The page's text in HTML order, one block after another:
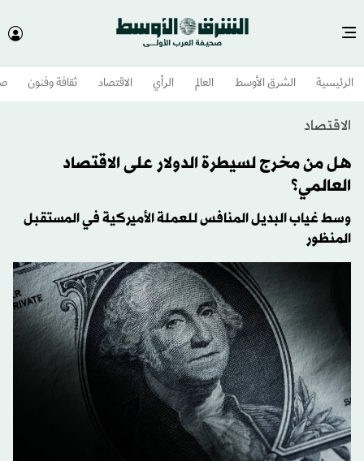
الرئيسية الشرق الأوسط​ العالم الرأي الاقتصاد ثقافة وفنون
الاقتصاد
هل من مخرج لسيطرة الدولار على الاقتصاد
العالمي؟
وسط غياب البديل المنافس للعملة الأميركية في المستقبل
المنظور